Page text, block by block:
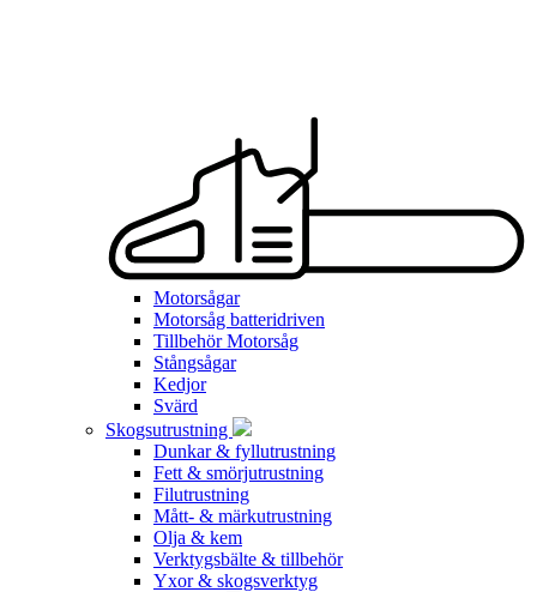
Motorsågar
Motorsåg batteridriven
Tillbehör Motorsåg
Stångsågar
Kedjor
Svärd
Skogsutrustning
Dunkar & fyllutrustning
Fett & smörjutrustning
Filutrustning
Mått- & märkutrustning
Olja & kem
Verktygsbälte & tillbehör
Yxor & skogsverktyg